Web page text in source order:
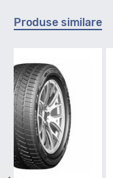
Indice viteza
Indice greutate
88
Produse similare